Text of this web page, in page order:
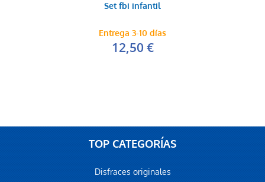
Set fbi infantil
Entrega 3-10 días
12,50 €
TOP CATEGORÍAS
Disfraces originales